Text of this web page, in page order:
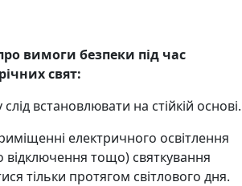
вимоги безпеки під час
свят:
встановлювати на стійкій основі.
електричного освітлення
відключення тощо) святкування
тільки протягом світлового дня.